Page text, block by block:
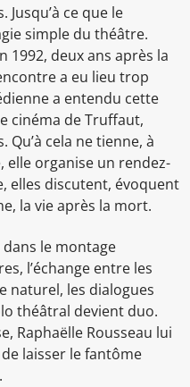
Jusqu’à ce que le
simple du théâtre.
1992, deux ans après la
a eu lieu trop
a entendu cette
cinéma de Truffaut,
Qu’à cela ne tienne, à
elle organise un rendez-
elles discutent, évoquent
la vie après la mort.
le montage
l’échange entre les
naturel, les dialogues
théâtral devient duo.
Raphaëlle Rousseau lui
laisser le fantôme